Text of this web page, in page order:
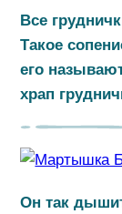
Все
Такое
его
храп
Он так